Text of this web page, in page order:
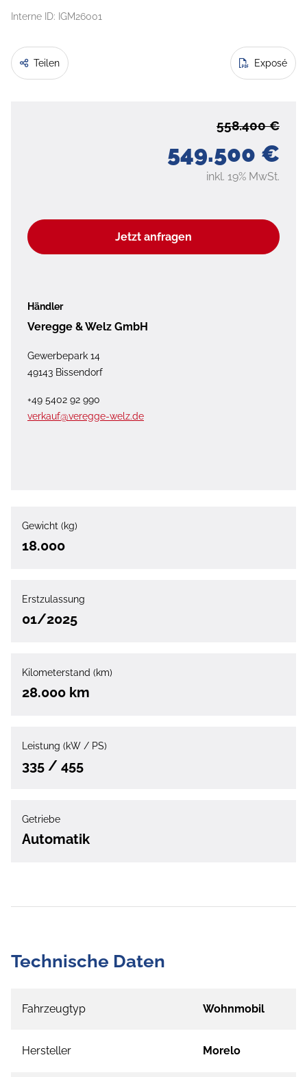
Interne ID: IGM26001
Teilen Exposé
549.500 €
558.400 €
inkl. 19% MwSt.
Jetzt anfragen
Händler
Veregge & Welz GmbH
Gewerbepark 14
49143 Bissendorf
+49 5402 92 990
verkauf@veregge-welz.de
Gewicht (kg)
18.000
Erstzulassung
01/2025
Kilometerstand (km)
28.000 km
Leistung (kW / PS)
335 / 455
Getriebe
Automatik
Technische Daten
Fahrzeugtyp Wohnmobil
Hersteller Morelo